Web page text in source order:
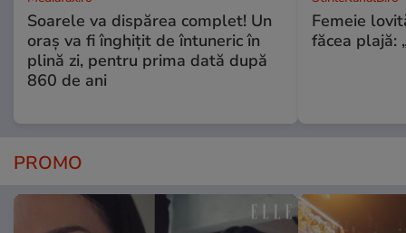
Soarele va dispărea complet! Un
oraș va fi înghițit de întuneric în
plină zi, pentru prima dată după
860 de ani
Femeie
făcea plajă:
PROMO